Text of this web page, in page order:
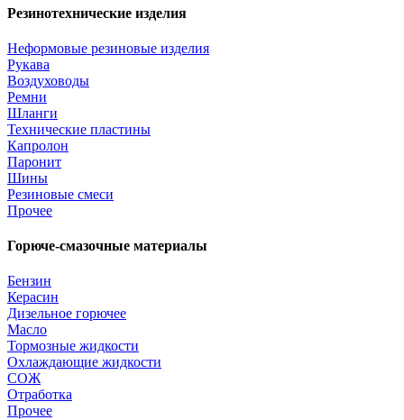
Резинотехнические изделия
Неформовые резиновые изделия
Рукава
Воздуховоды
Ремни
Шланги
Технические пластины
Капролон
Паронит
Шины
Резиновые смеси
Прочее
Горюче-смазочные материалы
Бензин
Керасин
Дизельное горючее
Масло
Тормозные жидкости
Охлаждающие жидкости
СОЖ
Отработка
Прочее